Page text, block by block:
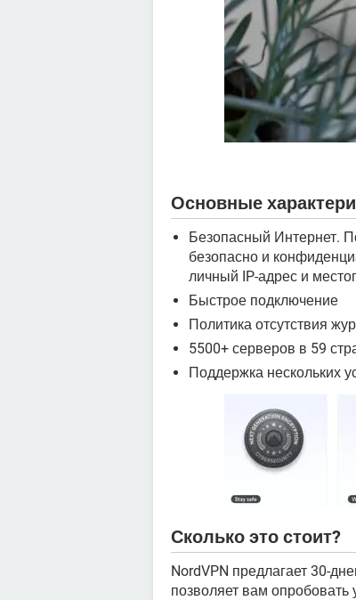
Основные
Безопасный Интернет.
безопасно и
личный IP-адрес и
Быстрое подключение
Политика отсутствия
5500+ серверов в 59
Поддержка нескольких
Сколько это стоит?
NordVPN предлагает 30-
позволяет вам